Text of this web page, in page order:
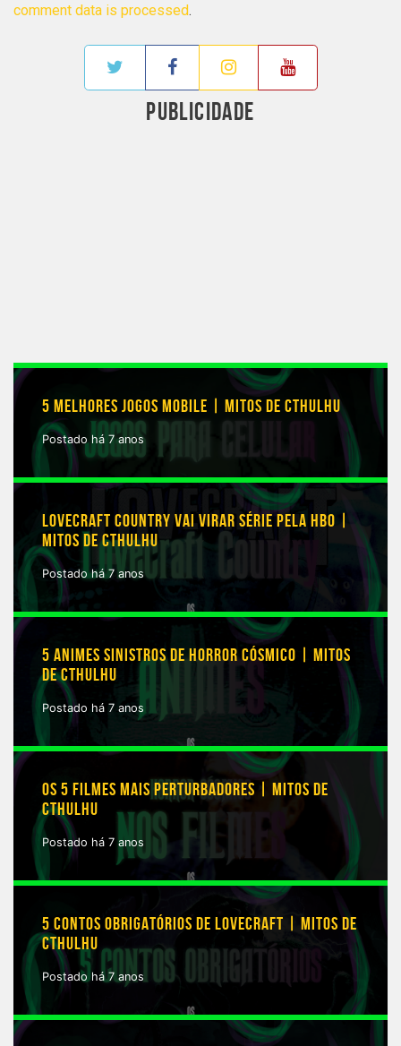
comment data is processed.
PUBLICIDADE
5 MELHORES JOGOS MOBILE | MITOS DE CTHULHU
Postado há 7 anos
LOVECRAFT COUNTRY VAI VIRAR SÉRIE PELA HBO |
MITOS DE CTHULHU
Postado há 7 anos
5 ANIMES SINISTROS DE HORROR CÓSMICO | MITOS
DE CTHULHU
Postado há 7 anos
OS 5 FILMES MAIS PERTURBADORES | MITOS DE
CTHULHU
Postado há 7 anos
5 CONTOS OBRIGATÓRIOS DE LOVECRAFT | MITOS DE
CTHULHU
Postado há 7 anos